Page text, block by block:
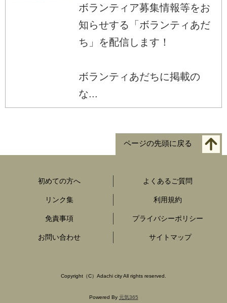
ボランティア募集情報等をお
知らせする「ボランティあだ
ち」を配信します！
ボランティあだちに掲載の
な...
ページの先頭に戻る
初めての方へ よくあるご質問
リンク集 利用規約
免責事項 プライバシーポリシー
お問い合わせ サイトマップ
Copyright（C）Adachi city All rights reserved.
Powered By 元気365